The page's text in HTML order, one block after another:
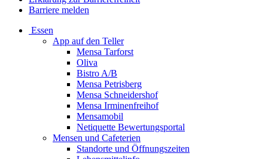
Barriere melden
Essen
App auf den Teller
Mensa Tarforst
Oliva
Bistro A/B
Mensa Petrisberg
Mensa Schneidershof
Mensa Irminenfreihof
Mensamobil
Netiquette Bewertungsportal
Mensen und Cafeterien
Standorte und Öffnungszeiten